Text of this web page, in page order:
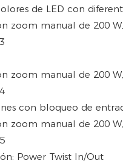
de LED con
con bloqueo de
Power Twist In/Out